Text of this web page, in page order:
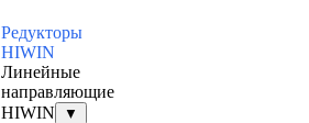
Редукторы
HIWIN
Линейные
направляющие
HIWIN
▼